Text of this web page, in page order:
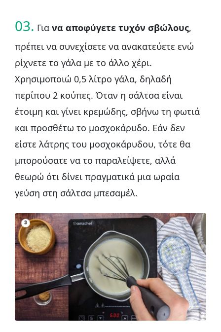
03. Για να αποφύγετε τυχόν σβώλους,
πρέπει να συνεχίσετε να ανακατεύετε ενώ
ρίχνετε το γάλα με το άλλο χέρι.
Χρησιμοποιώ 0,5 λίτρο γάλα, δηλαδή
περίπου 2 κούπες. Όταν η σάλτσα είναι
έτοιμη και γίνει κρεμώδης, σβήνω τη φωτιά
και προσθέτω το μοσχοκάρυδο. Εάν δεν
είστε λάτρης του μοσχοκάρυδου, τότε θα
μπορούσατε να το παραλείψετε, αλλά
θεωρώ ότι δίνει πραγματικά μια ωραία
γεύση στη σάλτσα μπεσαμέλ.